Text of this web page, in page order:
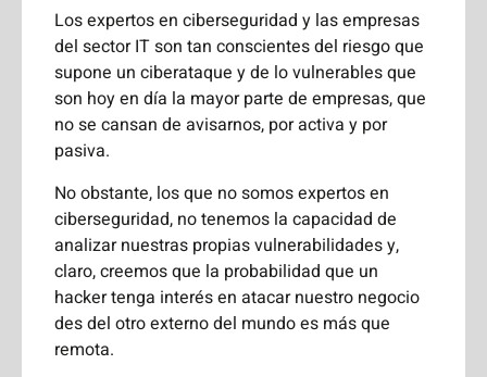
Los expertos en ciberseguridad y las empresas
del sector IT son tan conscientes del riesgo que
supone un ciberataque y de lo vulnerables que
son hoy en día la mayor parte de empresas, que
no se cansan de avisarnos, por activa y por
pasiva.
No obstante, los que no somos expertos en
ciberseguridad, no tenemos la capacidad de
analizar nuestras propias vulnerabilidades y,
claro, creemos que la probabilidad que un
hacker tenga interés en atacar nuestro negocio
des del otro externo del mundo es más que
remota.